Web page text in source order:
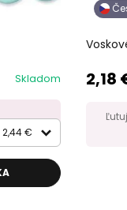
Skladom
2,44 €
2,18